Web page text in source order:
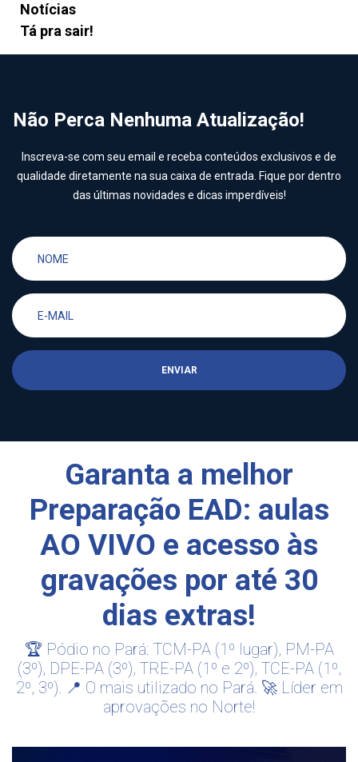
Notícias
Tá pra sair!
Não Perca Nenhuma Atualização!
Inscreva-se com seu email e receba conteúdos exclusivos e de
qualidade diretamente na sua caixa de entrada. Fique por dentro
das últimas novidades e dicas imperdíveis!
ENVIAR
Garanta a melhor
Preparação EAD: aulas
AO VIVO e acesso às
gravações por até 30
dias extras!
🏆 Pódio no Pará: TCM-PA (1º lugar), PM-PA
(3º), DPE-PA (3º), TRE-PA (1º e 2º), TCE-PA (1º,
2º, 3º). 📍 O mais utilizado no Pará. 🚀 Líder em
aprovações no Norte!